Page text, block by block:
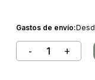
Gastos de envío: